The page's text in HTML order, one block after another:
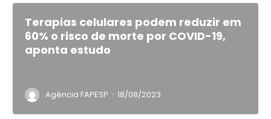
Terapias celulares podem reduzir em
60% o risco de morte por COVID-19,
aponta estudo
Agência FAPESP · 18/08/2023